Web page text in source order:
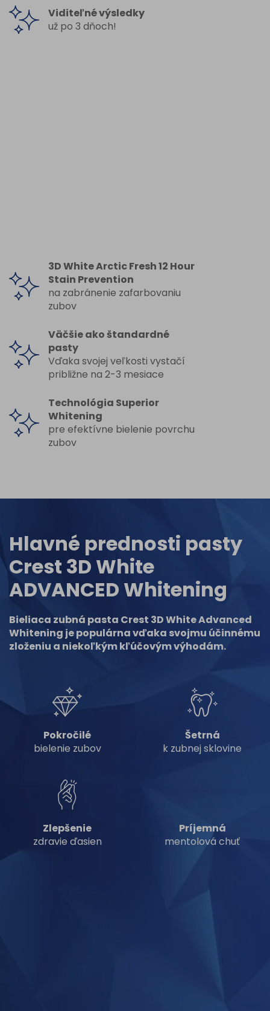
Viditeľné výsledky
už po 3 dňoch!
3D White Arctic Fresh 12 Hour
Stain Prevention
na zabránenie zafarbovaniu
zubov
Väčšie ako štandardné
pasty
Vďaka svojej veľkosti vystačí
približne na 2-3 mesiace
Technológia Superior
Whitening
pre efektívne bielenie povrchu
zubov
Hlavné prednosti pasty
Crest 3D White
ADVANCED Whitening
Bieliaca zubná pasta Crest 3D White Advanced
Whitening je populárna vďaka svojmu účinnému
zloženiu a niekoľkým kľúčovým výhodám.
Pokročilé
bielenie zubov
Šetrná
k zubnej sklovine
Zlepšenie
zdravie ďasien
Príjemná
mentolová chuť